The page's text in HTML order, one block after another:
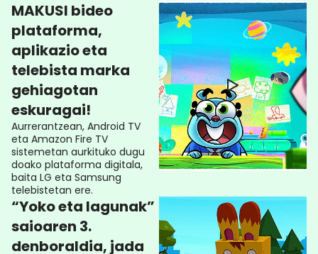
MAKUSI bideo
plataforma,
aplikazio eta
telebista marka
gehiagotan
eskuragai!
Aurrerantzean, Android TV
eta Amazon Fire TV
sistemetan aurkituko dugu
doako plataforma digitala,
baita LG eta Samsung
telebistetan ere.
“Yoko eta lagunak”
saioaren 3.
denboraldia, jada